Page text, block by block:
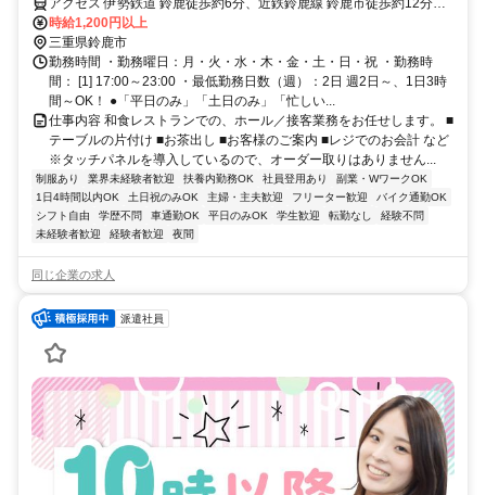
アクセス 伊勢鉄道 鈴鹿徒歩約6分、近鉄鈴鹿線 鈴鹿市徒歩約12分、
近鉄鈴鹿線 柳徒歩約15分 鈴鹿駅から徒歩5分
時給1,200円以上
三重県鈴鹿市
勤務時間 ・勤務曜日：月・火・水・木・金・土・日・祝 ・勤務時
間： [1] 17:00～23:00 ・最低勤務日数（週）：2日 週2日～、1日3時
間～OK！ ●「平日のみ」「土日のみ」「忙しい...
仕事内容 和食レストランでの、ホール／接客業務をお任せします。 ■
テーブルの片付け ■お茶出し ■お客様のご案内 ■レジでのお会計 など
※タッチパネルを導入しているので、オーダー取りはありません...
制服あり 業界未経験者歓迎 扶養内勤務OK 社員登用あり
副業・WワークOK
1日4時間以内OK
土日祝のみOK 主婦・主夫歓迎 フリーター歓迎
バイク通勤OK
シフト自由
学歴不問 車通勤OK 平日のみOK 学生歓迎 転勤なし
経験不問
未経験者歓迎
経験者歓迎 夜間
同じ企業の求人
派遣社員